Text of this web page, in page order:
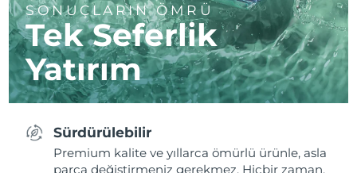
SONUÇLARIN ÖMRÜ
Tek Seferlik
Yatırım
Sürdürülebilir
Premium kalite ve yıllarca ömürlü ürünle, asla
parça değiştirmeniz gerekmez. Hiçbir zaman.